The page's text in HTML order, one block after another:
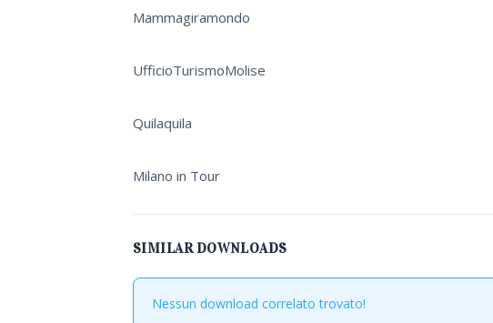
Mammagiramondo
UfficioTurismoMolise
Quilaquila
Milano in Tour
SIMILAR DOWNLOADS
Nessun download correlato trovato!